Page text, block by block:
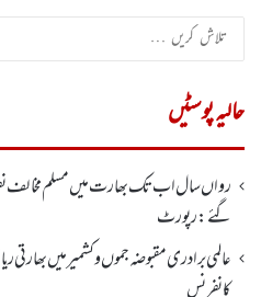
حالیہ پوسٹیں
گئے: رپورٹ
عالمی برادری مقبوضہ جموں وکشمیر میں
کانفرنس